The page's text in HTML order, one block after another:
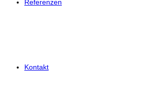
Referenzen
Kontakt